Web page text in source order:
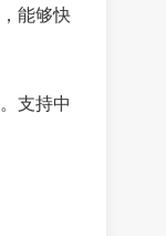
能够快
支持中